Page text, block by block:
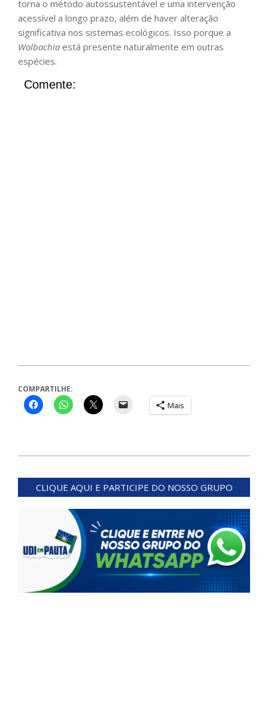
torna o método autossustentável e uma intervenção
acessível a longo prazo, além de haver alteração
significativa nos sistemas ecológicos. Isso porque a
Wolbachia está presente naturalmente em outras
espécies.
Comente:
COMPARTILHE:
Mais
12-
CLIQUE AQUI E PARTICIPE DO NOSSO GRUPO